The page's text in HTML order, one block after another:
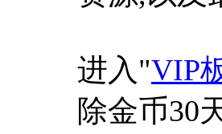
进入"VIP
除金币30